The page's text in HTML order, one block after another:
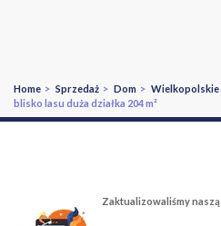
Home > Sprzedaż > Dom > Wielkopolskie
blisko lasu duża działka 204 m²
Zaktualizowaliśmy naszą